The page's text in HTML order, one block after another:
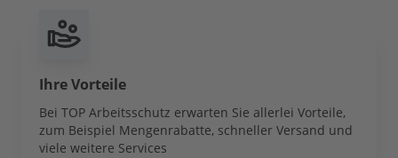
Ihre Vorteile
Bei TOP Arbeitsschutz erwarten Sie allerlei Vorteile,
zum Beispiel Mengenrabatte, schneller Versand und
viele weitere Services